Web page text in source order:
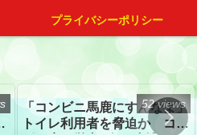
プライバシーポリシー
「コンビニ馬鹿にすんなよ」
トイレ利用者を脅迫か コン
52 views